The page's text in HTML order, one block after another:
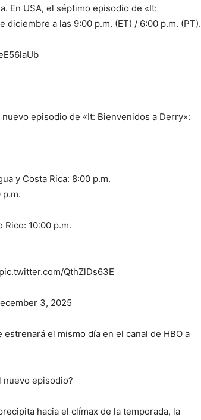
En USA, el séptimo episodio de «It:
a las 9:00 p.m. (ET) / 6:00 p.m. (PT).
episodio de «It: Bienvenidos a Derry»:
y Costa Rica: 8:00 p.m.
p.m.
10:00 p.m.
QthZlDs63E
3, 2025
el mismo día en el canal de HBO a
nuevo episodio?
hacia el clímax de la temporada, la